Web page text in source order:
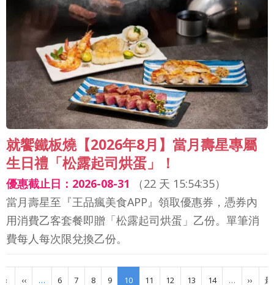
就饗鐵板燒【2026年8月】當月壽星專屬
生日禮「松露起司烘蛋」！
優惠截止日：2026-08-31 （22 天 15:54:33）
當月壽星至『王品瘋美食APP』領取優惠券，憑券內
用消費乙客套餐即贈「松露起司烘蛋」乙份。單筆消
費每人每次限兌換乙份。
Pagination
« ‹‹Previous page
… 6 7 8 9 10 11 12 13 14 … ›› 下一
最